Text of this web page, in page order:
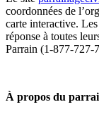
coordonnées de
carte interactive.
réponse à toutes
Parrain (1-877-727-
À propos du